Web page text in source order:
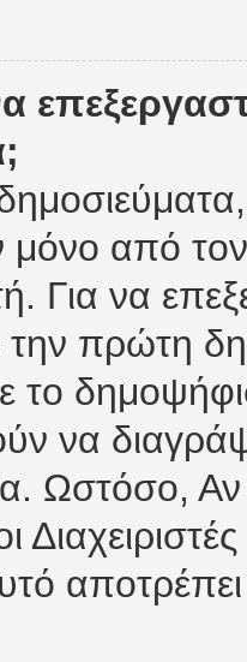
μόνο από
Για να
την πρώτη
το
να
Ωστόσο, Αν